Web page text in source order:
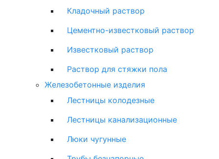
Кладочный раствор
Цементно-известковый раствор
Известковый раствор
Раствор для стяжки пола
Железобетонные изделия
Лестницы колодезные
Лестницы канализационные
Люки чугунные